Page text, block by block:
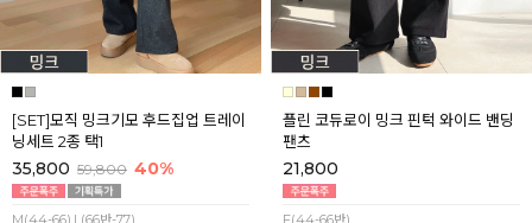
[SET]모직 밍크기모 후드집업 트레이
닝세트 2종 택1
35,800 59,800 40%
M(44-66),L(66반-77)
플린 코듀로이 밍크 핀턱 와이드 밴딩
팬츠
21,800
F(44-66반)